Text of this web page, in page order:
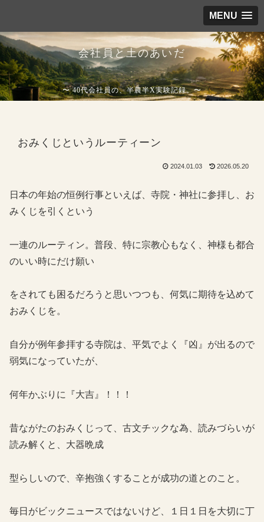
MENU
会社員と土のあいだ
〜 40代会社員の、半農半X実験記録。〜
おみくじというルーティーン
2024.01.03 2026.05.20
日本の年始の恒例行事といえば、寺院・神社に参拝し、お
みくじを引くという
一連のルーティン。普段、特に宗教心もなく、神様も都合
のいい時にだけ願い
をされても困るだろうと思いつつも、何気に期待を込めて
おみくじを。
自分が例年参拝する寺院は、平気でよく『凶』が出るので
弱気になっていたが、
何年かぶりに『大吉』！！！
昔ながたのおみくじって、古文チックな為、読みづらいが
読み解くと、大器晩成
型らしいので、辛抱強くすることが成功の道とのこと。
毎日がビックニュースではないけど、１日１日を大切に丁